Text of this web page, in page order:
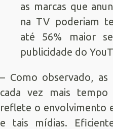
as marcas que
na TV poderiam
até 56% maior
publicidade do
– Como observado, as
cada vez mais
reflete o envolvimento
e tais mídias.